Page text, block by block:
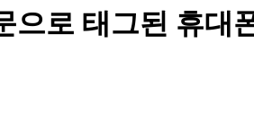
으로 태그된 휴대